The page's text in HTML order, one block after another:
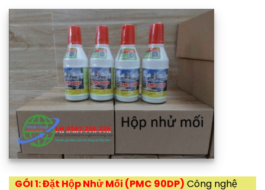
GÓI 1: Đặt Hộp Nhử Mối (PMC 90DP) Công nghệ